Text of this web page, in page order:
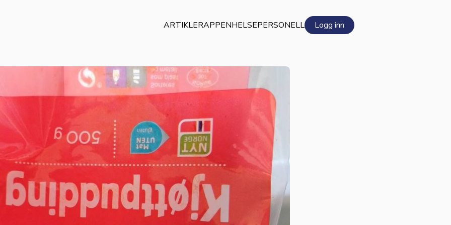
ARTIKLERAPPENHELSEPERSONELL Logg inn